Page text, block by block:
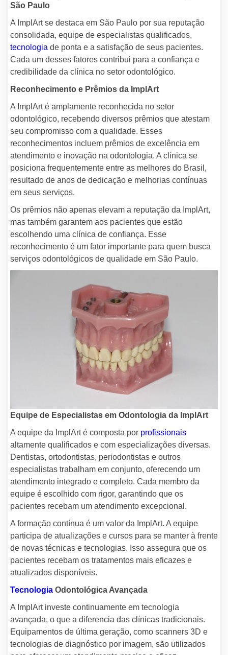
São Paulo
A ImplArt se destaca em São Paulo por sua reputação
consolidada, equipe de especialistas qualificados,
tecnologia de ponta e a satisfação de seus pacientes.
Cada um desses fatores contribui para a confiança e
credibilidade da clínica no setor odontológico.
Reconhecimento e Prêmios da ImplArt
A ImplArt é amplamente reconhecida no setor
odontológico, recebendo diversos prêmios que atestam
seu compromisso com a qualidade. Esses
reconhecimentos incluem prêmios de excelência em
atendimento e inovação na odontologia. A clínica se
posiciona frequentemente entre as melhores do Brasil,
resultado de anos de dedicação e melhorias contínuas
em seus serviços.
Os prêmios não apenas elevam a reputação da ImplArt,
mas também garantem aos pacientes que estão
escolhendo uma clínica de confiança. Esse
reconhecimento é um fator importante para quem busca
serviços odontológicos de qualidade em São Paulo.
Equipe de Especialistas em Odontologia da ImplArt
A equipe da ImplArt é composta por profissionais
altamente qualificados e com especializações diversas.
Dentistas, ortodontistas, periodontistas e outros
especialistas trabalham em conjunto, oferecendo um
atendimento integrado e completo. Cada membro da
equipe é escolhido com rigor, garantindo que os
pacientes recebam um atendimento excepcional.
A formação contínua é um valor da ImplArt. A equipe
participa de atualizações e cursos para se manter à frente
de novas técnicas e tecnologias. Isso assegura que os
pacientes recebam os tratamentos mais eficazes e
atualizados disponíveis.
Tecnologia Odontológica Avançada
A ImplArt investe continuamente em tecnologia
avançada, o que a diferencia das clínicas tradicionais.
Equipamentos de última geração, como scanners 3D e
tecnologias de diagnóstico por imagem, são utilizados